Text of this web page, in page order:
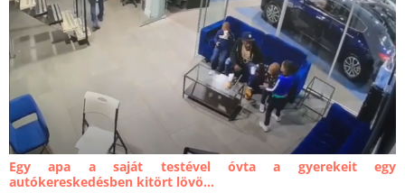
Egy apa a saját testével óvta a gyerekeit egy
autókereskedésben kitört lövö...